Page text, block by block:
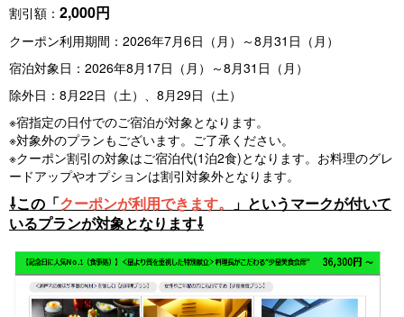
割引額： 2,000円
クーポン利用期間：2026年7月6日（月）～8月31日（月）
宿泊対象日：2026年8月17日（月）～8月31日（月）
除外日：8月22日（土）、8月29日（土）
※宿指定の日付でのご宿泊が対象となります。
※対象外のプランもございます。ご了承ください。
※クーポン割引の対象はご宿泊代(1泊2食)となります。お料理のグレ
ードアップやオプションは割引対象外となります。
⇩この「クーポンが利用できます。
」というマークが付いて
いるプランが対象となります⇩